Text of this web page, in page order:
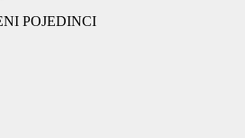
POJEDINCI